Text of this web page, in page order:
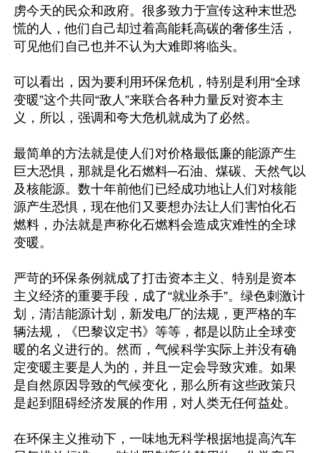
虏今天的民众和政府。很多致力于宣传这种末世恐
慌的人，他们自己却过着高能耗高碳的奢侈生活，
可见他们自己也并不认为大难即将临头。
可以看出，因为要利用环保危机，特别是利用“全球
变暖”这个共同“敌人”来联合各种力量反对资本主
义，所以，强调和夸大危机就成为了必然。
最简单的方法就是使人们对价格最低廉的能源产生
巨大恐惧，那就是化石燃料─石油、煤碳、天然气以
及核能源。数十年前他们已经成功地让人们对核能
源产生恐惧，现在他们又要想办法让人们害怕化石
燃料，办法就是声称化石燃料会造成灾难性的全球
变暖。
严苛的环保条例就成了打击资本主义、特别是资本
主义经济的重要手段，成了“就业杀手”。绿色刺激计
划，清洁能源计划，新发电厂的法规，更严格的车
辆法规，《巴黎议定书》等等，都是以防止全球变
暖的名义进行的。然而，气候科学实际上并没有确
定变暖主要是人为的，并且一定会导致灾难。如果
是自然原因导致的气候变化，那么所有这些政策只
是起到阻碍经济发展的作用，对人类无任何益处。
在环保主义推动下，一味地无科学根据地提高汽车